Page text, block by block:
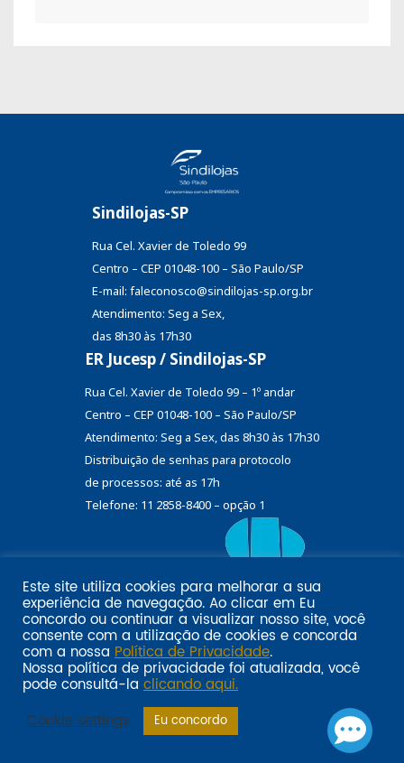
Sindilojas-SP
Rua Cel. Xavier de Toledo 99
Centro – CEP 01048-100 – São Paulo/SP
E-mail: faleconosco@sindilojas-sp.org.br
Atendimento: Seg a Sex,
das 8h30 às 17h30
ER Jucesp / Sindilojas-SP
Rua Cel. Xavier de Toledo 99 – 1º andar
Centro – CEP 01048-100 – São Paulo/SP
Atendimento: Seg a Sex, das 8h30 às 17h30
Distribuição de senhas para protocolo
de processos: até as 17h
Telefone: 11 2858-8400 – opção 1
Email marketing por:
Pol�tica de privacidade SINDILOJAS-SPAcesse aqui
Este site utiliza cookies para melhorar a sua
experiência de navegação. Ao clicar em Eu
concordo ou continuar a visualizar nosso site, você
consente com a utilização de cookies e concorda
com a nossa Política de Privacidade.
Nossa política de privacidade foi atualizada, você
pode consultá-la clicando aqui.
Cookie settings
Eu concordo